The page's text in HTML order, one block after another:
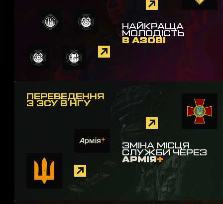
НАЙКРАЩА
МОЛОДІСТЬ
В АЗОВІ
ПЕРЕВЕДЕННЯ
З ЗСУ В НГУ
ЗМІНА МІСЦЯ
СЛУЖБИ ЧЕРЕЗ
АРМІЯ +